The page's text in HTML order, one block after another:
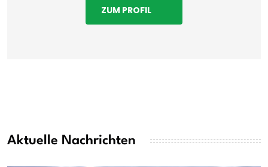
ZUM PROFIL
Aktuelle Nachrichten